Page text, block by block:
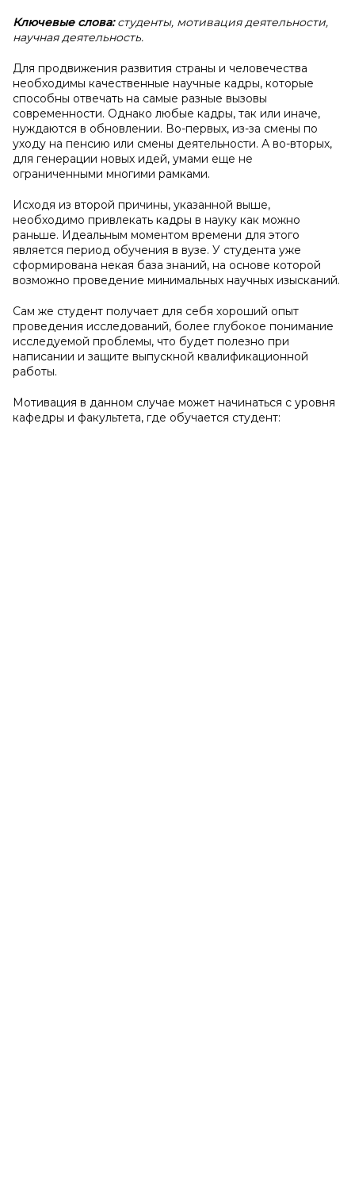
Ключевые слова:студенты, мотивация деятельности,
научная деятельность.
Для продвижения развития страны и человечества
необходимы качественные научные кадры, которые
способны отвечать на самые разные вызовы
современности. Однако любые кадры, так или иначе,
нуждаются в обновлении. Во-первых, из-за смены по
уходу на пенсию или смены деятельности. А во-вторых,
для генерации новых идей, умами еще не
ограниченными многими рамками.
Исходя из второй причины, указанной выше,
необходимо привлекать кадры в науку как можно
раньше. Идеальным моментом времени для этого
является период обучения в вузе. У студента уже
сформирована некая база знаний, на основе которой
возможно проведение минимальных научных изысканий.
Сам же студент получает для себя хороший опыт
проведения исследований, более глубокое понимание
исследуемой проблемы, что будет полезно при
написании и защите выпускной квалификационной
работы.
Мотивация в данном случае может начинаться с уровня
кафедры и факультета, где обучается студент: